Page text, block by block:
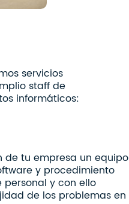
servicios
staff de
informáticos:
de tu empresa un equipo
y procedimiento
y con ello
de los problemas en